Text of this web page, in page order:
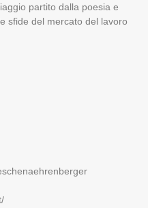
partito dalla poesia e
sfide del mercato del lavoro